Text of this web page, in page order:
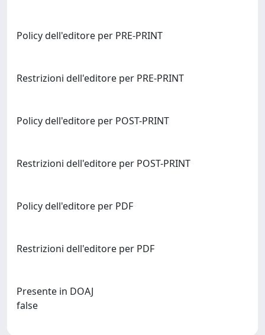
Policy dell'editore per PRE-PRINT
Restrizioni dell'editore per PRE-PRINT
Policy dell'editore per POST-PRINT
Restrizioni dell'editore per POST-PRINT
Policy dell'editore per PDF
Restrizioni dell'editore per PDF
Presente in DOAJ